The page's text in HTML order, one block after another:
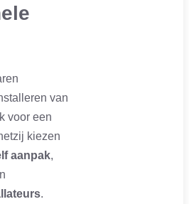
van
voor een
kiezen
aanpak,
.